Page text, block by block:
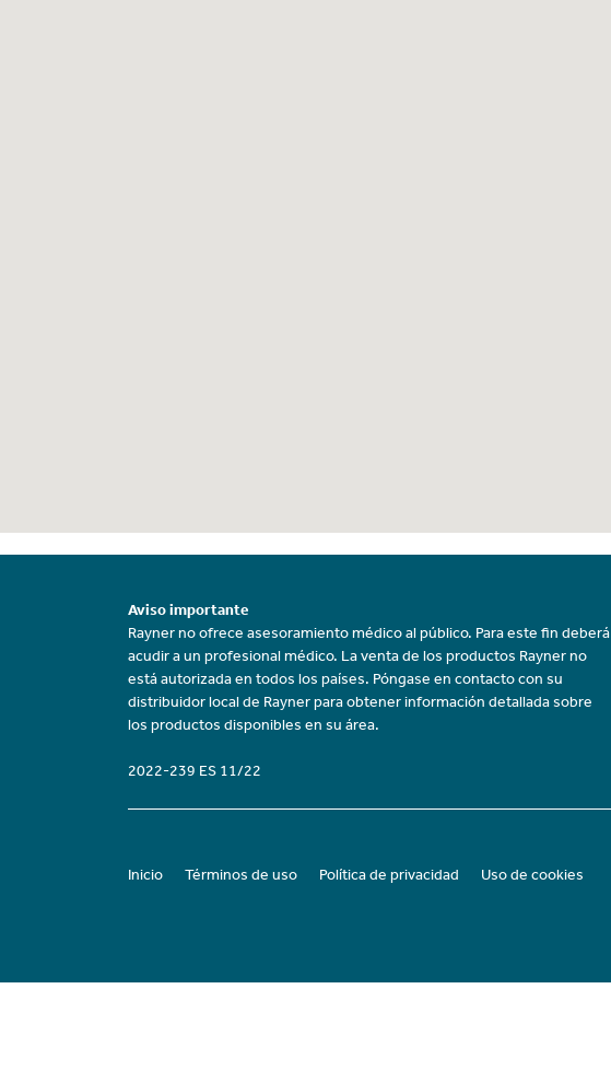
Aviso importante
Rayner no ofrece asesoramiento médico al público. Para este fin deberá
acudir a un profesional médico. La venta de los productos Rayner no
está autorizada en todos los países. Póngase en contacto con su
distribuidor local de Rayner para obtener información detallada sobre
los productos disponibles en su área.
2022-239 ES 11/22
Inicio Términos de uso Política de privacidad Uso de cookies